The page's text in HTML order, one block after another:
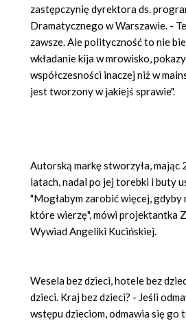
zastępczynię dyrektora ds.
Dramatycznego w Warszawie. -
zawsze. Ale polityczność to nie
wkładanie kija w mrowisko,
współczesności inaczej niż w
jest tworzony w jakiejś sprawie".
Autorską markę stworzyła, mając
latach, nadal po jej torebki i buty
"Mogłabym zarobić więcej, gdyby
które wierzę", mówi projektantka
Wywiad Angeliki Kucińskiej.
Wesela bez dzieci, hotele bez
dzieci. Kraj bez dzieci? - Jeśli
wstępu dzieciom, odmawia się go